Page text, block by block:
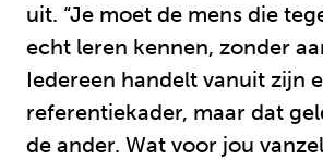
uit. “Je moet de mens die
echt leren kennen, zonder
Iedereen handelt vanuit zijn
referentiekader, maar dat
de ander. Wat voor jou